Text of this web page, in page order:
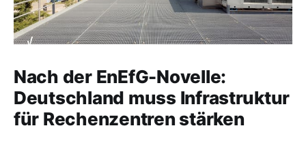
Nach der EnEfG-Novelle:
Deutschland muss Infrastruktur
für Rechenzentren stärken